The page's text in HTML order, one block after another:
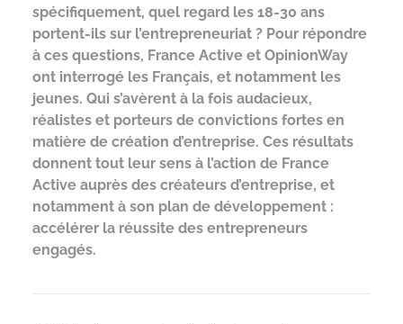
spécifiquement, quel regard les 18-30 ans
portent-ils sur l’entrepreneuriat ? Pour répondre
à ces questions, France Active et OpinionWay
ont interrogé les Français, et notamment les
jeunes. Qui s’avèrent à la fois audacieux,
réalistes et porteurs de convictions fortes en
matière de création d’entreprise. Ces résultats
donnent tout leur sens à l’action de France
Active auprès des créateurs d’entreprise, et
notamment à son plan de développement :
accélérer la réussite des entrepreneurs
engagés.